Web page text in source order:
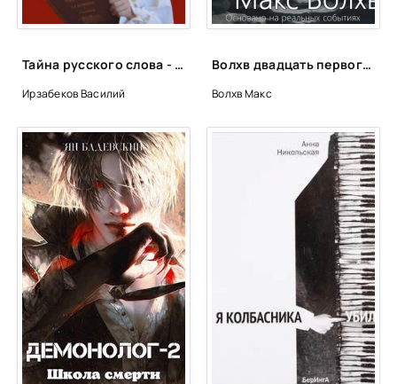
Тайна русского слова - Василий Ирзабеков
Ирзабеков Василий
Волхв двадцать первого века - Макс Волхв
Волхв Макс